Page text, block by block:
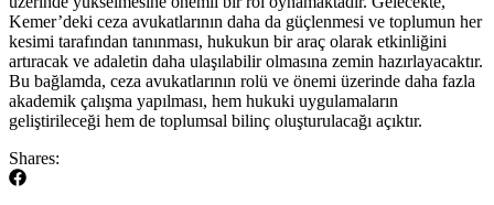
Kemer’deki ceza avukatlarının daha da güçlenmesi ve toplumun her
kesimi tarafından tanınması, hukukun bir araç olarak etkinliğini
artıracak ve adaletin daha ulaşılabilir olmasına zemin hazırlayacaktır.
Bu bağlamda, ceza avukatlarının rolü ve önemi üzerinde daha fazla
akademik çalışma yapılması, hem hukuki uygulamaların
geliştirileceği hem de toplumsal bilinç oluşturulacağı açıktır.
Shares: